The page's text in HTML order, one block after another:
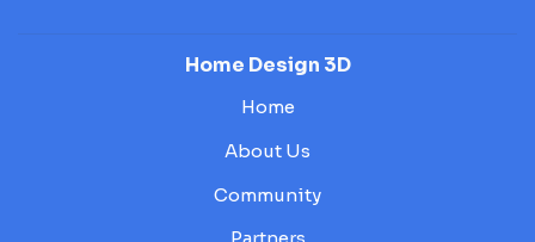
Home Design 3D
Home
About Us
Community